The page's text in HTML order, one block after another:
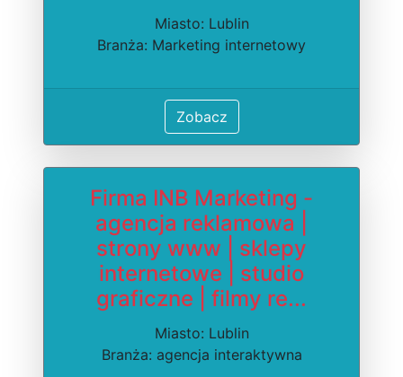
Miasto: Lublin
Branża: Marketing internetowy
Zobacz
Firma INB Marketing -
agencja reklamowa |
strony www | sklepy
internetowe | studio
graficzne | filmy re...
Miasto: Lublin
Branża: agencja interaktywna